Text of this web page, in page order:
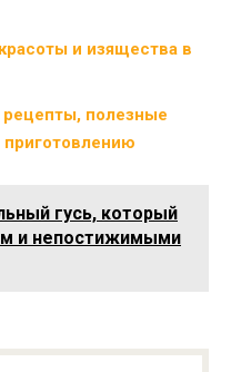
и изящества в
полезные
гусь, который
и непостижимыми